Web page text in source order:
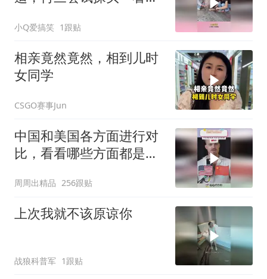
小Q爱搞笑 1跟贴
相亲竟然竟然，相到儿时
女同学
CSGO赛事Jun
中国和美国各方面进行对
比，看看哪些方面都是谁
周周出精品 256跟贴
上次我就不该原谅你
战狼科普军 1跟贴